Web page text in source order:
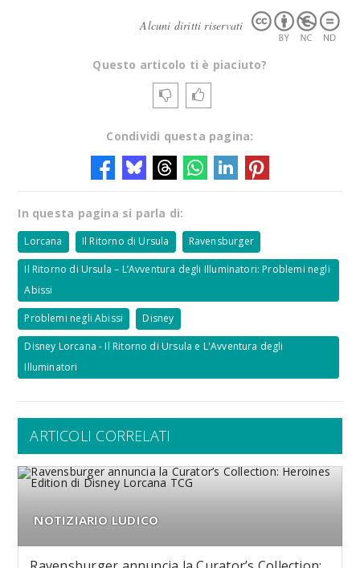
Alcuni diritti riservati
Questo articolo ti è piaciuto?
Condividi questa pagina:
In questa pagina si parla di:
Lorcana Il Ritorno di Ursula Ravensburger
Il Ritorno di Ursula – L’Avventura degli Illuminatori: Problemi negli
Abissi
Problemi negli Abissi Disney
Disney Lorcana - Il Ritorno di Ursula e L'Avventura degli
Illuminatori
ARTICOLI CORRELATI
NOTIZIARIO LUDICO